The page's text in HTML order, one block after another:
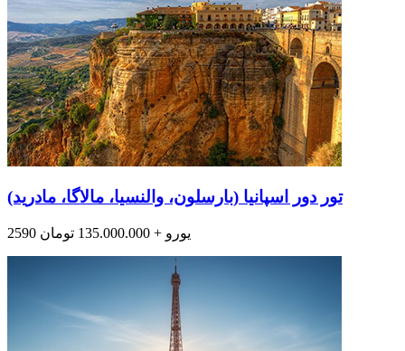
تور دور اسپانیا (بارسلون، والنسیا، مالاگا، مادرید)
2590 یورو + 135.000.000 تومان